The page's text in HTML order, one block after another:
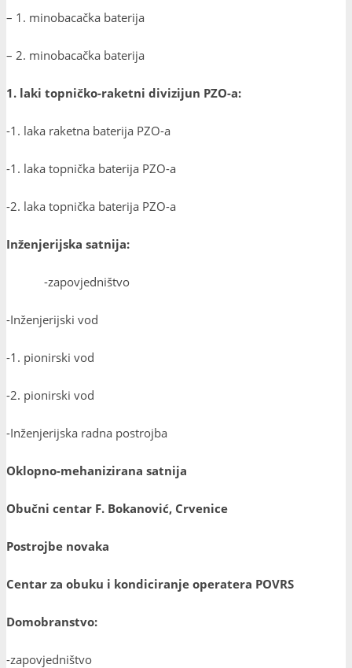
– 1. minobacačka baterija
– 2. minobacačka baterija
1. laki topničko-raketni divizijun PZO-a:
-1. laka raketna baterija PZO-a
-1. laka topnička baterija PZO-a
-2. laka topnička baterija PZO-a
Inženjerijska satnija:
-zapovjedništvo
-Inženjerijski vod
-1. pionirski vod
-2. pionirski vod
-Inženjerijska radna postrojba
Oklopno-mehanizirana satnija
Obučni centar F. Bokanović, Crvenice
Postrojbe novaka
Centar za obuku i kondiciranje operatera POVRS
Domobranstvo:
-zapovjedništvo